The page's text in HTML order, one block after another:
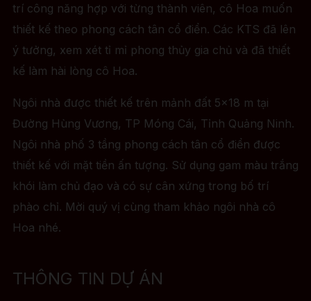
trí công năng hợp với từng thành viên, cô Hoa muốn
thiết kế theo phong cách tân cổ điển. Các KTS đã lên
ý tưởng, xem xét tỉ mỉ phong thủy gia chủ và đã thiết
kế làm hài lòng cô Hoa.
Ngôi nhà được thiết kế trên mảnh đất 5×18 m tại
Đường Hùng Vương, TP Móng Cái, Tỉnh Quảng Ninh.
Ngôi nhà phố 3 tầng phong cách tân cổ điển được
thiết kế với mặt tiền ấn tượng. Sử dụng gam màu trắng
khói làm chủ đạo và có sự cân xứng trong bố trí
phào chỉ. Mời quý vị cùng tham khảo ngôi nhà cô
Hoa nhé.
THÔNG TIN DỰ ÁN